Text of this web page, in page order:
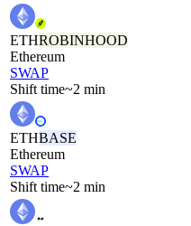
ETHROBINHOOD
Ethereum
SWAP
Shift time~2 min
ETHBASE
Ethereum
SWAP
Shift time~2 min